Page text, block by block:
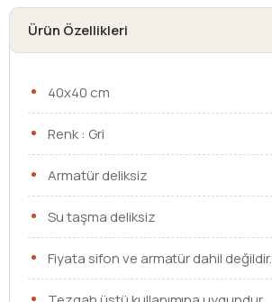
Ürün Özellikleri
40x40 cm
Renk : Gri
Armatür deliksiz
Su taşma deliksiz
Fiyata sifon ve armatür dahil değildir.